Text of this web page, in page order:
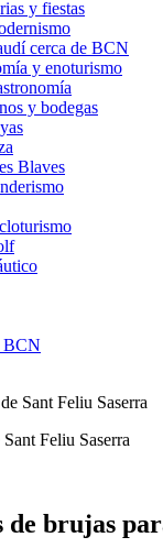
y fiestas
cerca de BCN
y enoturismo
y bodegas
Blaves
BCN
de brujas